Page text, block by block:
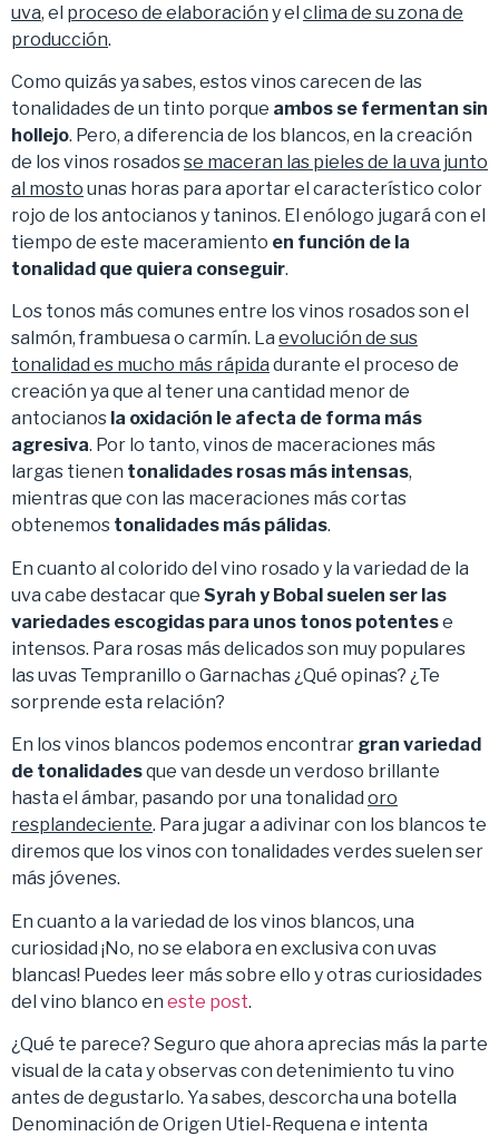
uva, el proceso de elaboración y el clima de su zona de
producción.
Como quizás ya sabes, estos vinos carecen de las
tonalidades de un tinto porque ambos se fermentan sin
hollejo. Pero, a diferencia de los blancos, en la creación
de los vinos rosadosse maceran las pieles de la uva junto
al mosto unas horas para aportar el característico color
rojo de los antocianos y taninos. El enólogo jugará con el
tiempo de este maceramiento en función de la
tonalidad que quiera conseguir.
Los tonos más comunes entre los vinos rosados son el
salmón, frambuesa o carmín. La evolución de sus
tonalidad es mucho más rápida durante el proceso de
creación ya que al tener una cantidad menor de
antocianos la oxidación le afecta de forma más
agresiva. Por lo tanto, vinos de maceraciones más
largas tienen tonalidades rosas más intensas,
mientras que con las maceraciones más cortas
obtenemos tonalidades más pálidas.
En cuanto al colorido del vino rosado y la variedad de la
uva cabe destacar que Syrah y Bobal suelen ser las
variedades escogidas para unos tonos potentese
intensos. Para rosas más delicados son muy populares
las uvas Tempranillo o Garnachas ¿Qué opinas? ¿Te
sorprende esta relación?
En los vinos blancos podemos encontrar gran variedad
de tonalidadesque van desde un verdoso brillante
hasta el ámbar, pasando por una tonalidad oro
resplandeciente. Para jugar a adivinar con los blancos te
diremos que los vinos con tonalidades verdes suelen ser
más jóvenes.
En cuanto a la variedad de los vinos blancos, una
curiosidad ¡No, no se elabora en exclusiva con uvas
blancas! Puedes leer más sobre ello y otras curiosidades
del vino blanco en este post.
¿Qué te parece? Seguro que ahora aprecias más la parte
visual de la cata y observas con detenimiento tu vino
antes de degustarlo. Ya sabes, descorcha una botella
Denominación de Origen Utiel-Requena e intenta